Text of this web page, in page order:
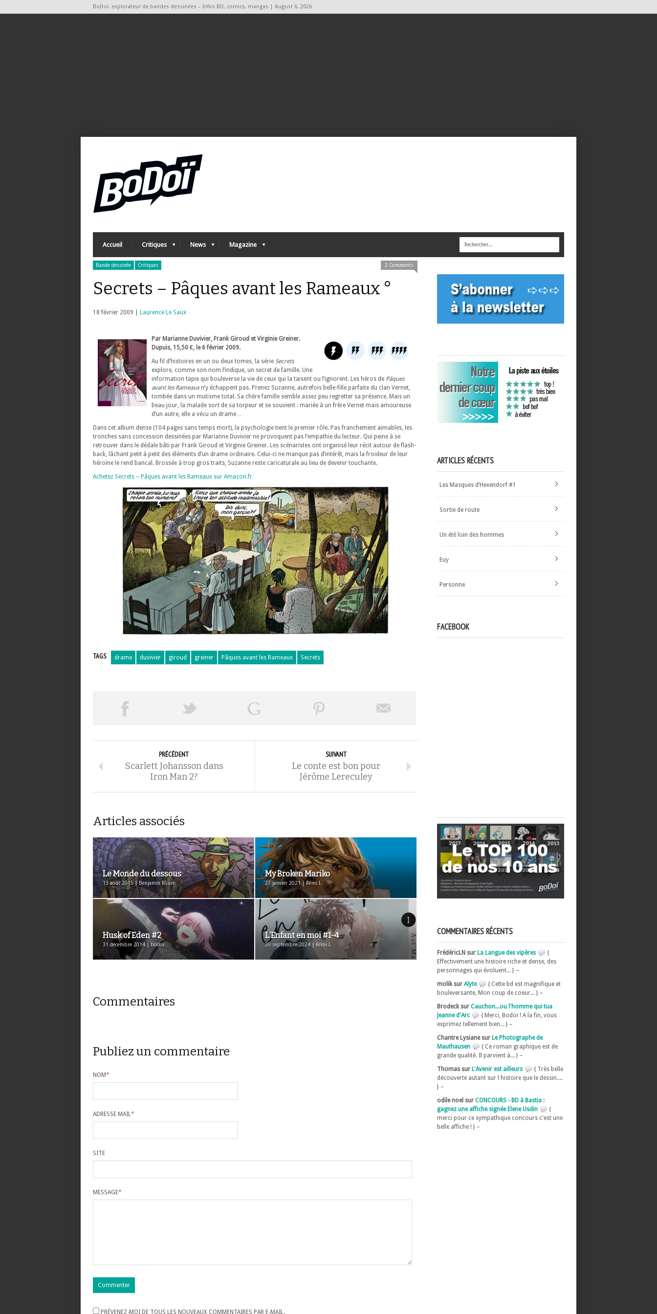
BoDoï, explorateur de bandes dessinées – Infos BD, comics, mangas | August 6, 2026
Accueil Critiques News Magazine
Bande dessinée Critiques 2 Comments
Secrets – Pâques avant les Rameaux °
18 février 2009 | Laurence Le Saux
Par Marianne Duvivier, Frank Giroud et Virginie Greiner.
Dupuis, 15,50 €, le 6 février 2009.
Au fil d’histoires en un ou deux tomes, la série Secrets
explore, comme son nom l’indique, un secret de famille. Une
information tapie qui bouleverse la vie de ceux qui la taisent ou l’ignorent. Les héros de Pâques
avant les Rameauxn’y échappent pas. Prenez Suzanne, autrefois belle-fille parfaite du clan Vernet,
tombée dans un mutisme total. Sa chère famille semble assez peu regretter sa présence. Mais un
beau jour, la malade sort de sa torpeur et se souvient : mariée à un frère Vernet mais amoureuse
d’un autre, elle a vécu un drame…
Dans cet album dense (104 pages sans temps mort), la psychologie tient le premier rôle. Pas franchement aimables, les
tronches sans concession dessinées par Marianne Duvivier ne provoquent pas l’empathie du lecteur. Qui peine à se
retrouver dans le dédale bâti par Frank Giroud et Virginie Greiner. Les scénaristes ont organisé leur récit autour de flash-
back, lâchant petit à petit des éléments d’un drame ordinaire. Celui-ci ne manque pas d’intérêt, mais la froideur de leur
héroïne le rend bancal. Brossée à trop gros traits, Suzanne reste caricaturale au lieu de devenir touchante.
Achetez Secrets – Pâques avant les Rameaux sur Amazon.fr
TAGS drame duvivier giroud greiner Pâques avant les Rameaux Secrets
PRÉCÉDENT
Scarlett Johansson dans
Iron Man 2?
SUIVANT
Le conte est bon pour
Jérôme Lereculey
Articles associés
Le Monde du dessous
13 août 2015 | Benjamin Roure
My Broken Mariko
27 janvier 2021 | Rémi I.
Husk of Eden #2
31 décembre 2014 | bodoi
L’Enfant en moi #1-4
20 septembre 2024 | Rémi I.
Commentaires
Publiez un commentaire
NOM*
ADRESSE MAIL*
SITE
MESSAGE*
PRÉVENEZ-MOI DE TOUS LES NOUVEAUX COMMENTAIRES PAR E-MAIL.
ARTICLES RÉCENTS
Les Masques d’Hexendorf #1
Sortie de route
Un été loin des hommes
Euy
Personne
FACEBOOK
COMMENTAIRES RÉCENTS
FrédéricLN sur La Langue des vipères
{
Effectivement une histoire riche et dense, des
personnages qui évoluent... } –
molik sur Alyte
{ Cette bd est magnifique et
bouleversante, Mon coup de coeur... } –
Brodeck sur Cauchon...ou l'homme qui tua
Jeanne d'Arc
{ Merci, Bodoï ! A la fin, vous
exprimez tellement bien... } –
Chantre Lysiane sur Le Photographe de
Mauthausen
{ Ce roman graphique est de
grande qualité. Il parvient à... } –
Thomas sur L'Avenir est ailleurs
{ Très belle
découverte autant sur l histoire que le dessin....
} –
odile noel sur CONCOURS - BD à Bastia :
gagnez une affiche signée Elene Usdin
{
merci pour ce sympathique concours c'est une
belle affiche ! } –